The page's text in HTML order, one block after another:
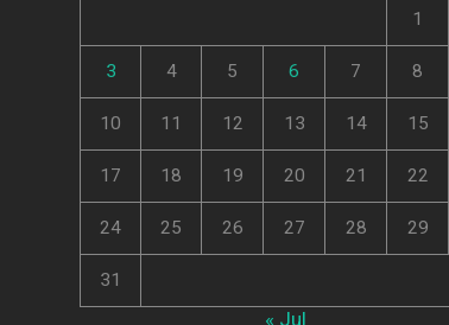
1
3 4 5 6 7 8
10 11 12 13 14 15
17 18 19 20 21 22
24 25 26 27 28 29
31
« Jul